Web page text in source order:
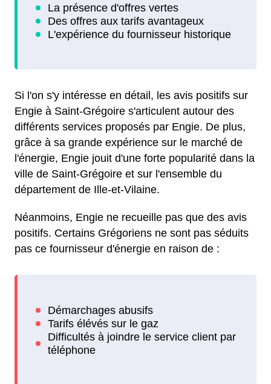
Si l'on s'y intéresse en détail, les avis positifs sur
Engie à Saint-Grégoire s'articulent autour des
différents services proposés par Engie. De plus,
grâce à sa grande expérience sur le marché de
l'énergie, Engie jouit d'une forte popularité dans la
ville de Saint-Grégoire et sur l'ensemble du
département de Ille-et-Vilaine.
Néanmoins, Engie ne recueille pas que des avis
positifs. Certains Grégoriens ne sont pas séduits
pas ce fournisseur d'énergie en raison de :